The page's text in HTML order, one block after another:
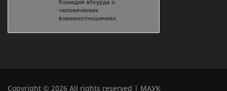
Copyright © 2026 All rights reserved | МАУК